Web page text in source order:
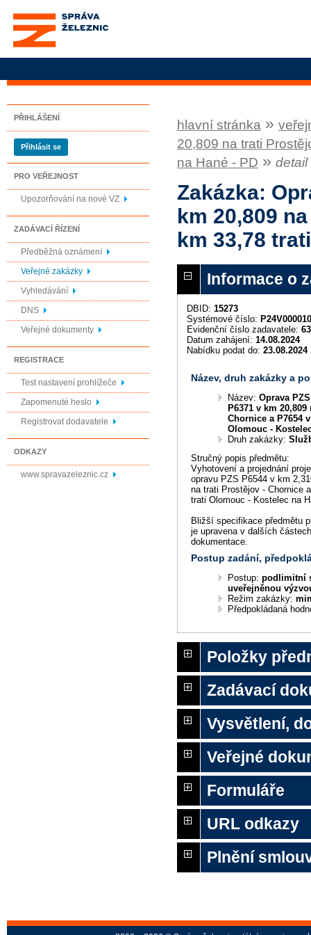
Správa železnic, státní
organizace
PŘIHLÁŠENÍ
Přihlásit se
PRO VEŘEJNOST
Upozorňování na nové VZ
ZADÁVACÍ ŘÍZENÍ
Předběžná oznámení
Veřejné zakázky
Vyhledávání
DNS
Veřejné dokumenty
REGISTRACE
Test nastavení prohlížeče
Zapomenuté heslo
Registrovat dodavatele
ODKAZY
www.spravazeleznic.cz
hlavní stránka »
20,809 na trati
na Hané - PD »
Zakázka:
km 20,809
km 33,78
Informace o
DBID: 15273
Systémové číslo:
Evidenční číslo zadavatele:
Datum zahájení: 14.08.2024
Nabídku podat do: 23.08.2024
Název, druh zakázky a
Název:Oprava
P6371 v km
Chornice a P7654
Olomouc -
Druh zakázky:
Stručný popis předmětu:
Vyhotovení a projednání
opravu PZS P6544 v km
na trati Prostějov - Chornice
trati Olomouc - Kostelec na
Bližší specifikace předmětu
je upravena v dalších
dokumentace.
Postup zadání,
Postup:podlimitní
uveřejněnou
Režim zakázky:
Předpokládaná
Položky
Zadávací
Vysvětlení,
Veřejné
Formuláře
URL odkazy
Plnění